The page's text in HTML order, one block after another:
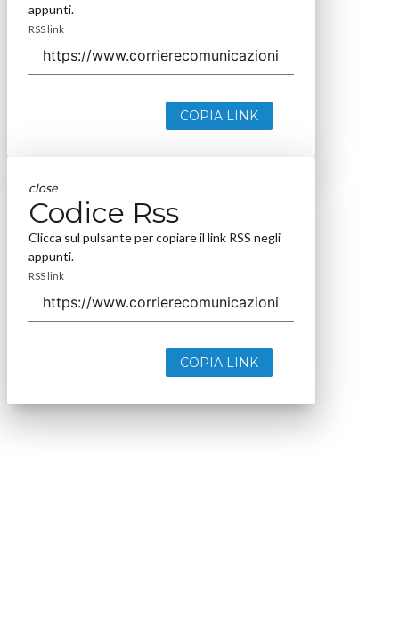
appunti.
RSS link
COPIA LINK
close
Codice Rss
Clicca sul pulsante per copiare il link RSS negli
appunti.
RSS link
COPIA LINK